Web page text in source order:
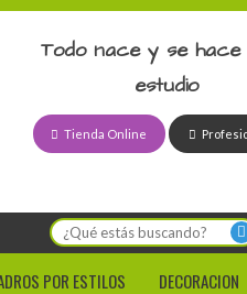
Todo nace y se hace
estudio
Tienda Online
POR ESTILOS DECORACION